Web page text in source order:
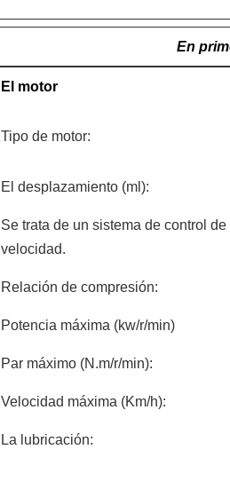
En
El motor
Tipo de motor:
El desplazamiento (ml):
Se trata de un sistema de control de
velocidad.
Relación de compresión:
Potencia máxima (kw/r/min)
Par máximo (N.m/r/min):
Velocidad máxima (Km/h):
La lubricación: